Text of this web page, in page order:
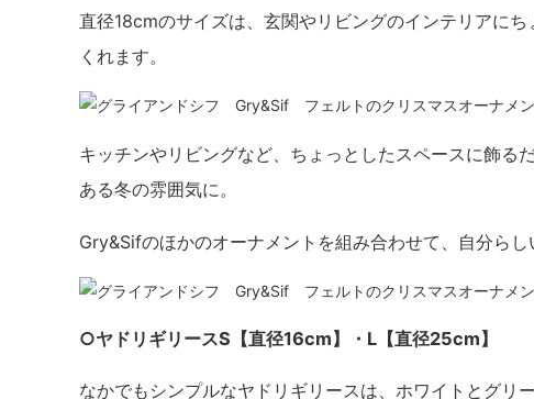
直径18cmのサイズは、玄関やリビングのインテリアに
くれます。
キッチンやリビングなど、ちょっとしたスペースに飾る
ある冬の雰囲気に。
Gry&Sifのほかのオーナメントを組み合わせて、自分らし
○ヤドリギリースS【直径16cm】・L【直径25cm】
なかでもシンプルなヤドリギリースは、ホワイトとグリ